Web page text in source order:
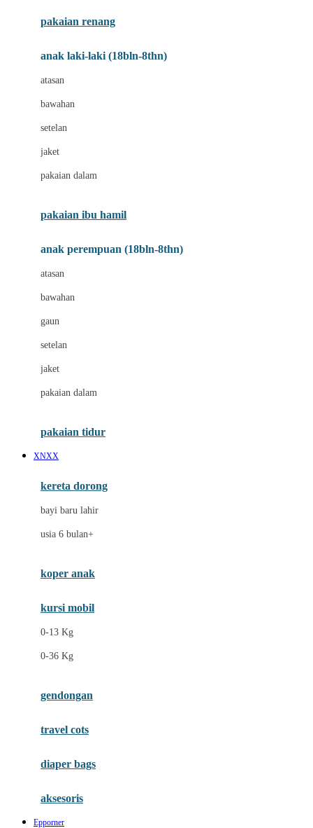
C
Cottonseeds
Crane
Drew
E
ELC
Ergobaby
Ezyroller
F
Felt So Sweet
Fisher Price
Gb
pakaian renang
anak laki-laki (18bln-8thn)
atasan
bawahan
setelan
jaket
pakaian dalam
pakaian ibu hamil
anak perempuan (18bln-8thn)
atasan
bawahan
gaun
setelan
jaket
pakaian dalam
pakaian tidur
XNXX
kereta dorong
bayi baru lahir
usia 6 bulan+
koper anak
kursi mobil
0-13 Kg
0-36 Kg
gendongan
travel cots
diaper bags
aksesoris
Epporner